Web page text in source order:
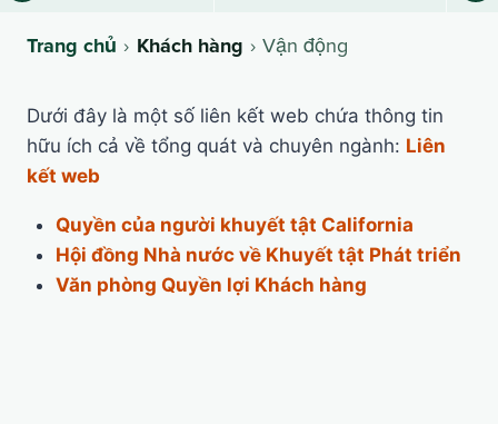
Trang chủ Khách hàng Vận động
Dưới đây là một số liên kết web chứa thông tin
hữu ích cả về tổng quát và chuyên ngành: Liên
kết web
Quyền của người khuyết tật California
Hội đồng Nhà nước về Khuyết tật Phát triển
Văn phòng Quyền lợi Khách hàng